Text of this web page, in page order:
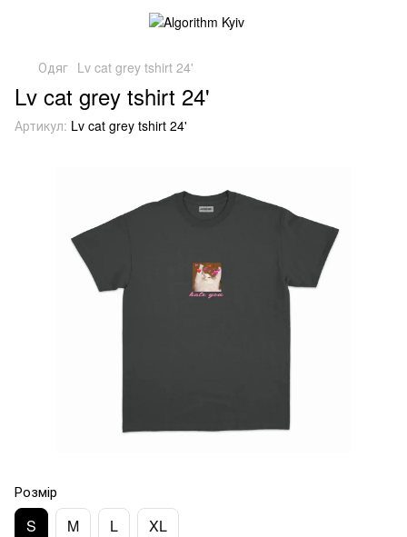
Одяг Lv cat grey tshirt 24'
Lv cat grey tshirt 24'
Артикул: Lv cat grey tshirt 24'
Розмір
S M L XL